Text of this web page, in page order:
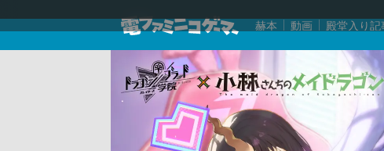
赫本 動画 殿堂入り記